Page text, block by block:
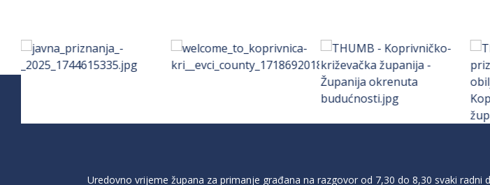
Uredovno vrijeme župana za primanje građana na razgovor od 7,30 do 8,30 svaki